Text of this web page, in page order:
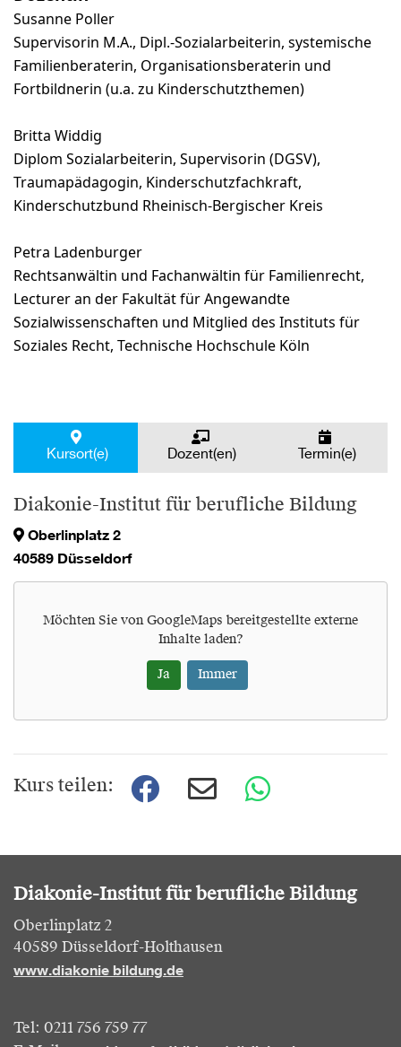
Susanne Poller
Supervisorin M.A., Dipl.-Sozialarbeiterin, systemische
Familienberaterin, Organisationsberaterin und
Fortbildnerin (u.a. zu Kinderschutzthemen)
Britta Widdig
Diplom Sozialarbeiterin, Supervisorin (DGSV),
Traumapädagogin, Kinderschutzfachkraft,
Kinderschutzbund Rheinisch-Bergischer Kreis
Petra Ladenburger
Rechtsanwältin und Fachanwältin für Familienrecht,
Lecturer an der Fakultät für Angewandte
Sozialwissenschaften und Mitglied des Instituts für
Soziales Recht, Technische Hochschule Köln
Kursort(e) Dozent(en) Termin(e)
Diakonie-Institut für berufliche Bildung
Oberlinplatz 2
40589 Düsseldorf
Möchten Sie von GoogleMaps bereitgestellte externe
Inhalte laden?
Ja Immer
Kurs teilen:
Diakonie-Institut für berufliche Bildung
Oberlinplatz 2
40589 Düsseldorf-Holthausen
www.diakonie bildung.de
Tel: 0211 756 759 77